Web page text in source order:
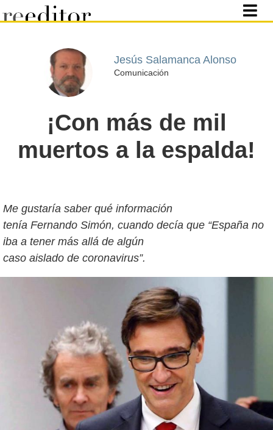
Jesús Salamanca Alonso
Comunicación
¡Con más de mil
muertos a la espalda!
Me gustaría saber qué información
tenía Fernando Simón, cuando decía que “España no
iba a tener más allá de algún
caso aislado de coronavirus”.